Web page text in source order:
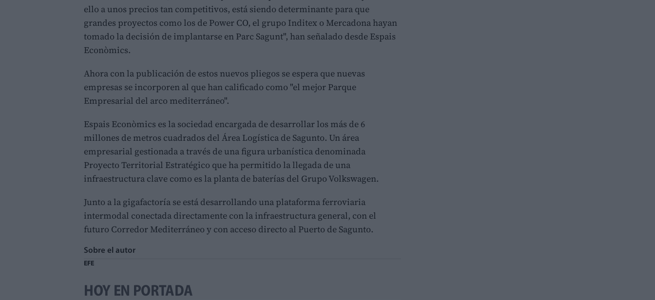
ello a unos precios tan competitivos, está siendo determinante para que
grandes proyectos como los de Power CO, el grupo Inditex o Mercadona hayan
tomado la decisión de implantarse en Parc Sagunt", han señalado desde Espais
Econòmics.
Ahora con la publicación de estos nuevos pliegos se espera que nuevas
empresas se incorporen al que han calificado como "el mejor Parque
Empresarial del arco mediterráneo".
Espais Econòmics es la sociedad encargada de desarrollar los más de 6
millones de metros cuadrados del Área Logística de Sagunto. Un área
empresarial gestionada a través de una figura urbanística denominada
Proyecto Territorial Estratégico que ha permitido la llegada de una
infraestructura clave como es la planta de baterías del Grupo Volkswagen.
Junto a la gigafactoría se está desarrollando una plataforma ferroviaria
intermodal conectada directamente con la infraestructura general, con el
futuro Corredor Mediterráneo y con acceso directo al Puerto de Sagunto.
Sobre el autor
EFE
HOY EN PORTADA